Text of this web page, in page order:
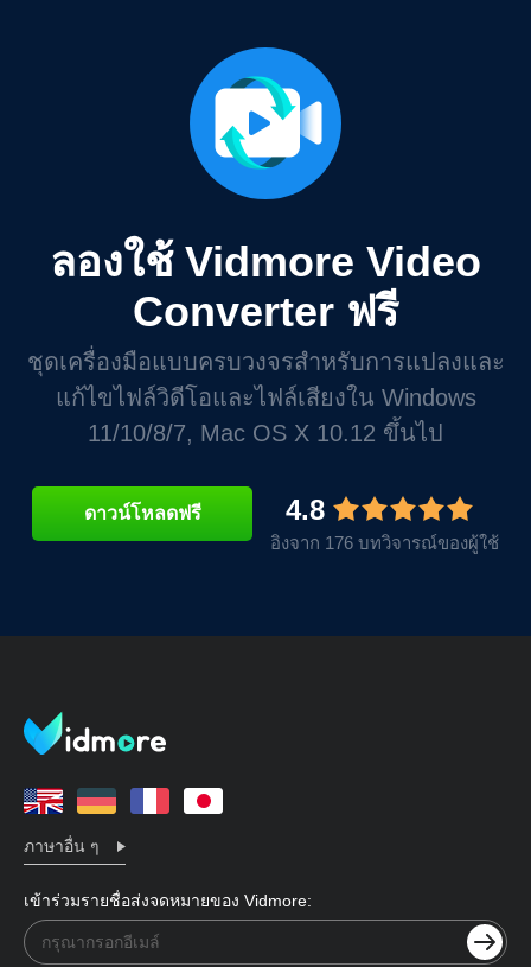
ลองใช้ Vidmore Video
Converter ฟรี
ชุดเครื่องมือแบบครบวงจรสำหรับการแปลงและ
แก้ไขไฟล์วิดีโอและไฟล์เสียงใน Windows
11/10/8/7, Mac OS X 10.12 ขึ้นไป
ดาวน์โหลดฟรี 4.8
อิงจาก 176 บทวิจารณ์ของผู้ใช้
ภาษาอื่น ๆ
เข้าร่วมรายชื่อส่งจดหมายของ Vidmore: